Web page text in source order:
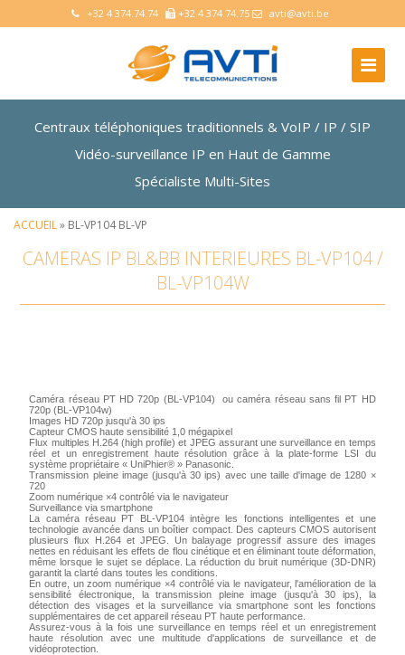
+32 4 374.74.74 +32 4 374.74.75 avti@avti.be
Centraux téléphoniques traditionnels & VoIP / IP / SIP
Vidéo-surveillance IP en Haut de Gamme
Spécialiste Multi-Sites
ACCUEIL» BL-VP104 BL-VP
CAMERAS IP BL&BB INTERIEURES BL-VP104 /
BL-VP104W
Caméra réseau PT HD 720p (BL-VP104) ou caméra réseau sans fil PT HD
720p (BL-VP104w)
Images HD 720p jusqu'à 30 ips
Capteur CMOS haute sensibilité 1,0 mégapixel
Flux multiples H.264 (high profile) et JPEG assurant une surveillance en temps
réel et un enregistrement haute résolution grâce à la plate-forme LSI du
système propriétaire « UniPhier® » Panasonic.
Transmission pleine image (jusqu'à 30 ips) avec une taille d'image de 1280 ×
720
Zoom numérique ×4 contrôlé via le navigateur
Surveillance via smartphone
La caméra réseau PT BL-VP104 intègre les fonctions intelligentes et une
technologie avancée dans un boîtier compact. Des capteurs CMOS autorisent
plusieurs flux H.264 et JPEG. Un balayage progressif assure des images
nettes en réduisant les effets de flou cinétique et en éliminant toute déformation,
même lorsque le sujet se déplace. La réduction du bruit numérique (3D-DNR)
garantit la clarté dans toutes les conditions.
En outre, un zoom numérique ×4 contrôlé via le navigateur, l'amélioration de la
sensibilité électronique, la transmission pleine image (jusqu'à 30 ips), la
détection des visages et la surveillance via smartphone sont les fonctions
supplémentaires de cet appareil réseau PT haute performance.
Assurez-vous à la fois une surveillance en temps réel et un enregistrement
haute résolution avec une multitude d'applications de surveillance et de
vidéoprotection.